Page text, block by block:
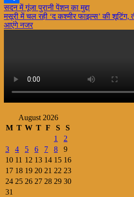
Share
Post
navigation
सदन में गूंजा पुरानी पेंशन का मुद्दा
मसूरी में चल रही ‘द कश्मीर फाइल्स’ की शूटिंग,
आएंगे नजर
August 2026
M T W T F S
S
1
2
3
4 5 6 7 8
9
10 11 12 13 14 15 16
17 18 19 20 21 22 23
24 25 26 27 28 29 30
31